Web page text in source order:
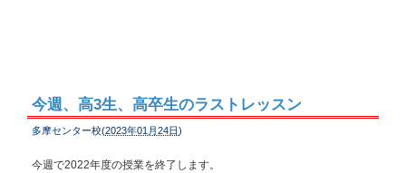
今週、高3生、高卒生のラストレッスン
多摩センター校(2023年01月24日)
今週で2022年度の授業を終了します。